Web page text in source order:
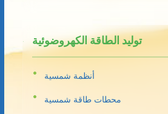
توليد الطاقة الكهروضوئية
أنظمة شمسية
محطات طاقة شمسية